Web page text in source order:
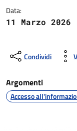
Data:
11 Marzo 2026
Condividi
Argomenti
Accesso